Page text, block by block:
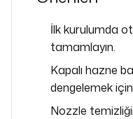
İlk kurulumda
tamamlayın.
Kapalı hazne
dengelemek için
Nozzle